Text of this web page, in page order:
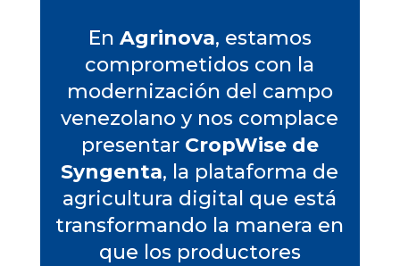
En Agrinova, estamos
comprometidos con la
modernización del campo
venezolano y nos complace
presentar CropWise de
Syngenta, la plataforma de
agricultura digital que está
transformando la manera en
que los productores